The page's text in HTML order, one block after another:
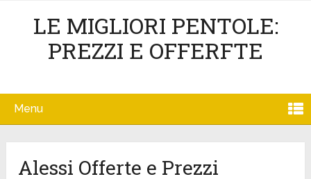
LE MIGLIORI PENTOLE:
PREZZI E OFFERFTE
Menu
Alessi Offerte e Prezzi